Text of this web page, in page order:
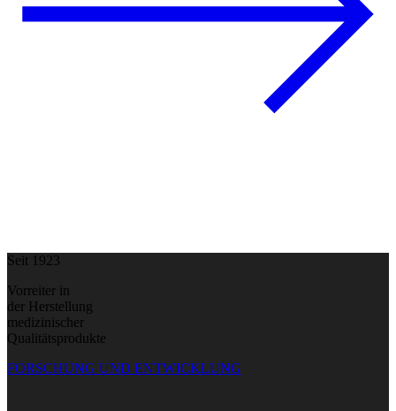
Seit 1923
Vorreiter in
der Herstellung
medizinischer
Qualitätsprodukte
FORSCHUNG UND ENTWICKLUNG